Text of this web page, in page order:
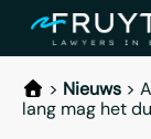
> Nieuws >
lang mag het